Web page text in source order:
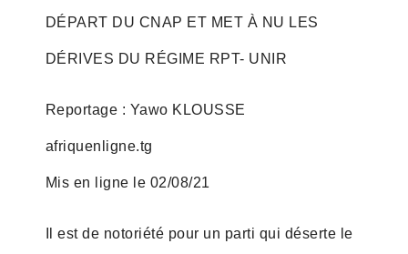
DÉPART DU CNAP ET MET À NU LES
DÉRIVES DU RÉGIME RPT- UNIR
Reportage : Yawo KLOUSSE
afriquenligne.tg
Mis en ligne le 02/08/21
Il est de notoriété pour un parti qui déserte le